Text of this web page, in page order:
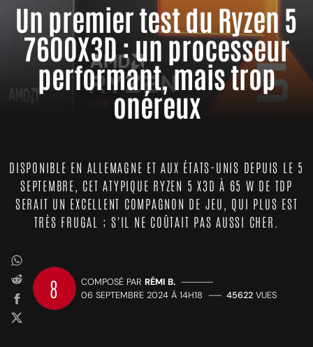
Un premier test du Ryzen 5
7600X3D : un processeur
performant, mais trop
onéreux
DISPONIBLE EN ALLEMAGNE ET AUX ÉTATS-UNIS DEPUIS LE 5
SEPTEMBRE, CET ATYPIQUE RYZEN 5 X3D À 65 W DE TDP
SERAIT UN EXCELLENT COMPAGNON DE JEU, QUI PLUS EST
TRÈS FRUGAL ; S'IL NE COÛTAIT PAS AUSSI CHER.
8 COMPOSÉ PAR RÉMI B. —————
06 SEPTEMBRE 2024 À 14H18 —— 45622 VUES